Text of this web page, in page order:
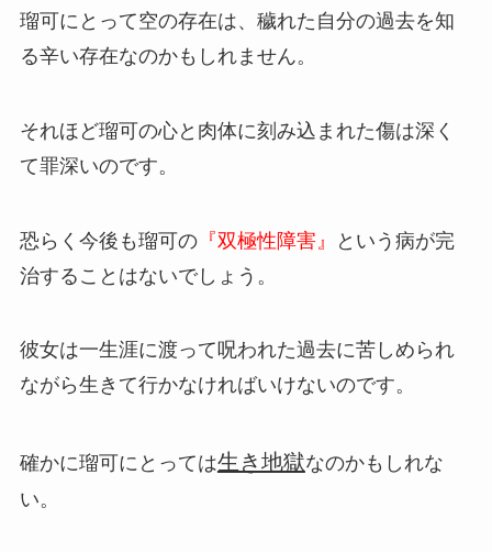
瑠可にとって空の存在は、穢れた自分の過去を知
る辛い存在なのかもしれません。
それほど瑠可の心と肉体に刻み込まれた傷は深く
て罪深いのです。
恐らく今後も瑠可の『双極性障害』
という病が完
治することはないでしょう。
彼女は一生涯に渡って呪われた過去に苦しめられ
ながら生きて行かなければいけないのです。
確かに瑠可にとっては生き地獄なのかもしれな
い。